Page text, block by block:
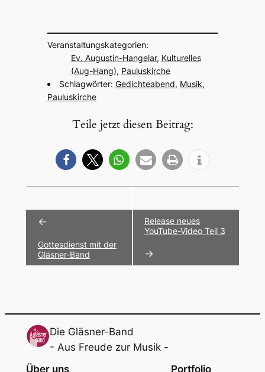
Veran­stal­tungs­ka­te­go­rien:
Ev. Augus­tin-Hangelar, Kultu­rel­les
(Aug-Hang), Paulus­kir­che
Schlag­wör­ter:Gedich­te­abend, Musik,
Paulus­kir­che
Teile jetzt diesen Beitrag:
Veranstaltung-
←
Gottes­dienst mit der
Gläs­ner-Band
Release neues
YouTube-Video Teil 3
→
Die Gläsner-Band
- Aus Freude zur Musik -
Über uns
Portfolio